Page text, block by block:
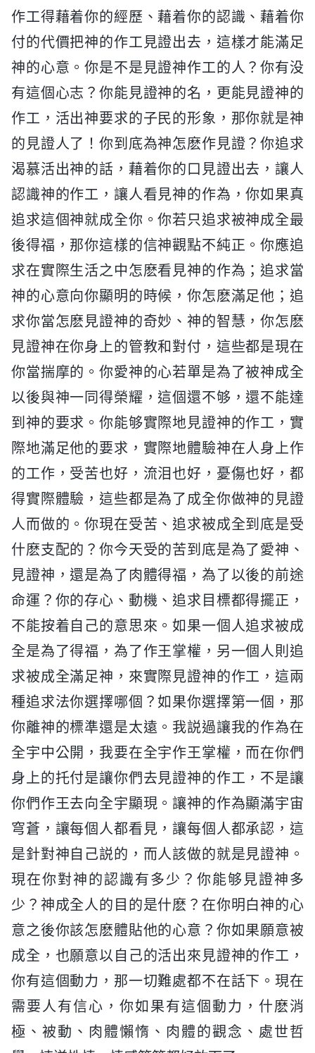
作工得藉着你的經歷、藉着你的認識、藉着你
付的代價把神的作工見證出去，這樣才能滿足
神的心意。你是不是見證神作工的人？你有没
有這個心志？你能見證神的名，更能見證神的
作工，活出神要求的子民的形象，那你就是神
的見證人了！你到底為神怎麽作見證？你追求
渴慕活出神的話，藉着你的口見證出去，讓人
認識神的作工，讓人看見神的作為，你如果真
追求這個神就成全你。你若只追求被神成全最
後得福，那你這樣的信神觀點不純正。你應追
求在實際生活之中怎麽看見神的作為；追求當
神的心意向你顯明的時候，你怎麽滿足他；追
求你當怎麽見證神的奇妙、神的智慧，你怎麽
見證神在你身上的管教和對付，這些都是現在
你當揣摩的。你愛神的心若單是為了被神成全
以後與神一同得榮耀，這個還不够，還不能達
到神的要求。你能够實際地見證神的作工，實
際地滿足他的要求，實際地體驗神在人身上作
的工作，受苦也好，流泪也好，憂傷也好，都
得實際體驗，這些都是為了成全你做神的見證
人而做的。你現在受苦、追求被成全到底是受
什麽支配的？你今天受的苦到底是為了愛神、
見證神，還是為了肉體得福，為了以後的前途
命運？你的存心、動機、追求目標都得擺正，
不能按着自己的意思來。如果一個人追求被成
全是為了得福，為了作王掌權，另一個人則追
求被成全滿足神，來實際見證神的作工，這兩
種追求法你選擇哪個？如果你選擇第一個，那
你離神的標準還是太遠。我説過讓我的作為在
全宇中公開，我要在全宇作王掌權，而在你們
身上的托付是讓你們去見證神的作工，不是讓
你們作王去向全宇顯現。讓神的作為顯滿宇宙
穹蒼，讓每個人都看見，讓每個人都承認，這
是針對神自己説的，而人該做的就是見證神。
現在你對神的認識有多少？你能够見證神多
少？神成全人的目的是什麽？在你明白神的心
意之後你該怎麽體貼他的心意？你如果願意被
成全，也願意以自己的活出來見證神的作工，
你有這個動力，那一切難處都不在話下。現在
需要人有信心，你如果有這個動力，什麽消
極、被動、肉體懶惰、肉體的觀念、處世哲